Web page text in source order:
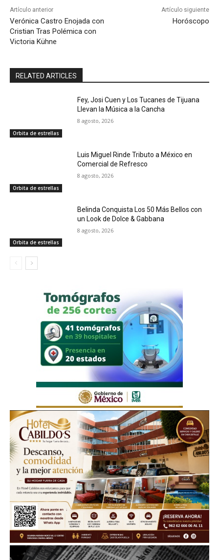
Artículo anterior
Verónica Castro Enojada con
Cristian Tras Polémica con
Victoria Kühne
Artículo siguiente
Horóscopo
RELATED ARTICLES
Orbita de estrellas
Fey, Josi Cuen y Los Tucanes de Tijuana
Llevan la Música a la Cancha
8 agosto, 2026
Orbita de estrellas
Luis Miguel Rinde Tributo a México en
Comercial de Refresco
8 agosto, 2026
Orbita de estrellas
Belinda Conquista Los 50 Más Bellos con
un Look de Dolce & Gabbana
8 agosto, 2026